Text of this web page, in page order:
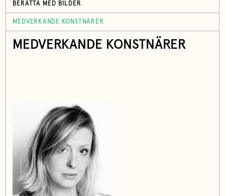
BERÄTTA MED BILDER
MEDVERKANDE KONSTNÄRER
MEDVERKANDE KONSTNÄRER